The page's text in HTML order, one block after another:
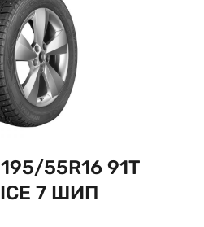
55R16 91T
ICE 7 ШИП